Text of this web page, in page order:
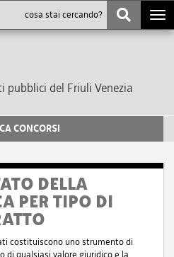
pubblici del Friuli Venezia
CONCORSI
DELLA
PER TIPO DI
costituiscono uno strumento di
di qualsiasi valore giuridico e la